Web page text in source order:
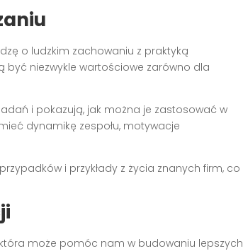
o ludzkim zachowaniu z praktyką
być niezwykle wartościowe zarówno dla
i pokazują, jak można je zastosować w
dynamikę zespołu, motywacje
i przykłady z życia znanych firm, co
może pomóc nam w budowaniu lepszych